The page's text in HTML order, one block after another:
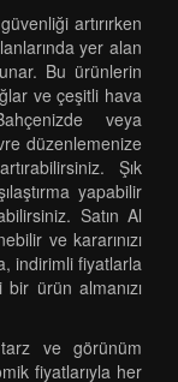
artırırken
yer alan
Bu ürünlerin
ve çeşitli hava
veya
düzenlemenize
Şık
yapabilir
Satın Al
ve kararınızı
indirimli fiyatlarla
ürün almanızı
ve görünüm
fiyatlarıyla her